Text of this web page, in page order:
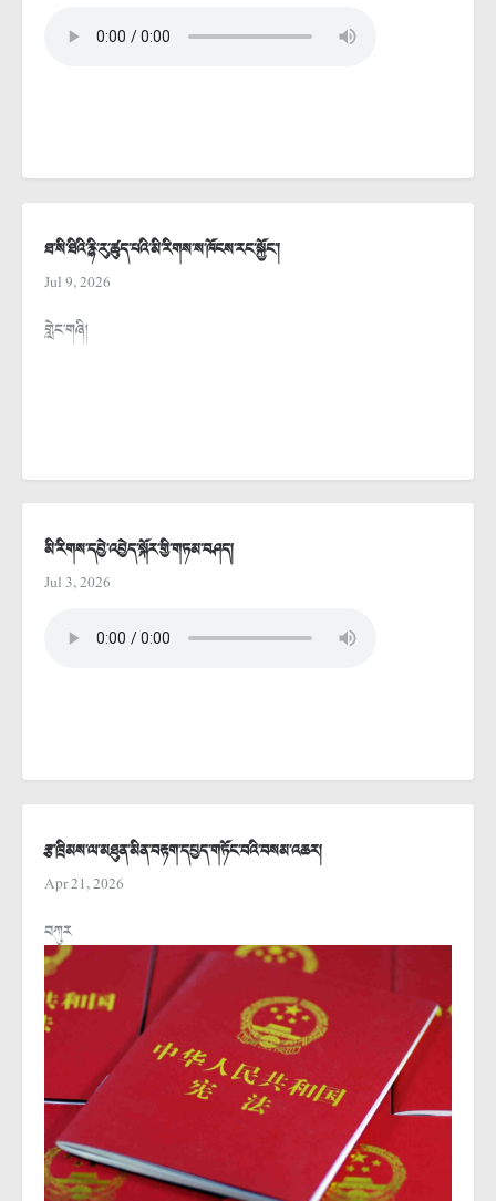
ཐ་སི་ཐིའི་རྙི་རུ་ཚུད་པའི་མི་རིགས་ས་ཁོངས་རང་སྐྱོང་།
Jul 9, 2026
གླེང་གཞི།
མི་རིགས་དབྱེ་འབྱེད་སྐོར་གྱི་གཏམ་བཤད།
Jul 3, 2026
རྩ་ཁྲིམས་ལ་མཐུན་མིན་བརྟག་དཔྱད་གཏོང་བའི་བསམ་འཆར།
Apr 21, 2026
བཀུར